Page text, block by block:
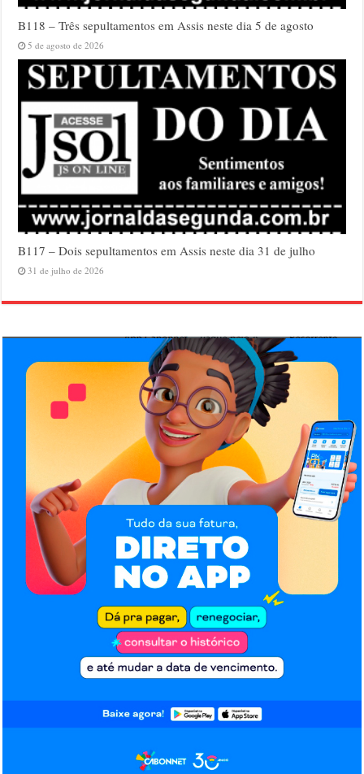
B118 – Três sepultamentos em Assis neste dia 5 de agosto
5 de agosto de 2026
B117 – Dois sepultamentos em Assis neste dia 31 de julho
31 de julho de 2026